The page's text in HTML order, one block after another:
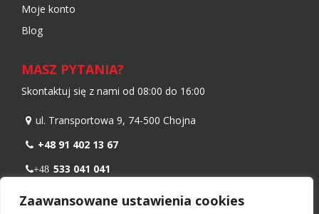
Zaawansowane ustawienia cookies
Moje konto
Blog
MASZ PYTANIA?
Skontaktuj się z nami od 08:00 do 16:00
ul. Transportowa 9, 74-500 Chojna
+48 91 402 13 67
+48 533 041 041